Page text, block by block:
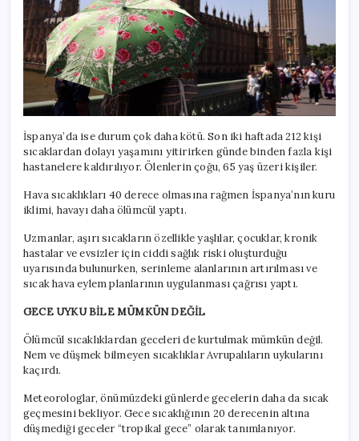
İspanya’da ise durum çok daha kötü. Son iki haftada 212 kişi
sıcaklardan dolayı yaşamını yitirirken günde binden fazla kişi
hastanelere kaldırılıyor. Ölenlerin çoğu, 65 yaş üzeri kişiler.
Hava sıcaklıkları 40 derece olmasına rağmen İspanya’nın kuru
iklimi, havayı daha ölümcül yaptı.
Uzmanlar, aşırı sıcakların özellikle yaşlılar, çocuklar, kronik
hastalar ve evsizler için ciddi sağlık riski oluşturduğu
uyarısında bulunurken, serinleme alanlarının artırılması ve
sıcak hava eylem planlarının uygulanması çağrısı yaptı.
GECE UYKU BİLE MÜMKÜN DEĞİL
Ölümcül sıcaklıklardan geceleri de kurtulmak mümkün değil.
Nem ve düşmek bilmeyen sıcaklıklar Avrupalıların uykularını
kaçırdı.
Meteorologlar, önümüzdeki günlerde gecelerin daha da sıcak
geçmesini bekliyor. Gece sıcaklığının 20 derecenin altına
düşmediği geceler “tropikal gece” olarak tanımlanıyor.